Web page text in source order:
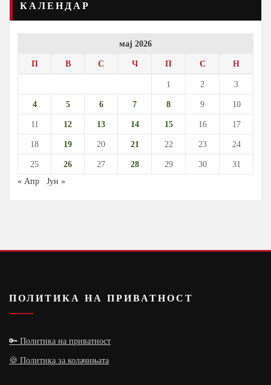
КАЛЕНДАР
мај 2026
П В С Ч П С Н
1 2 3
4 5 6 7 8 9 10
11 12 13 14 15 16 17
18 19 20 21 22 23 24
25 26 27 28 29 30
31
« Апр
Јун »
ПОЛИТИКА НА ПРИВАТНОСТ
🔑 Политика на приватност
🍪 Политика за колачињата